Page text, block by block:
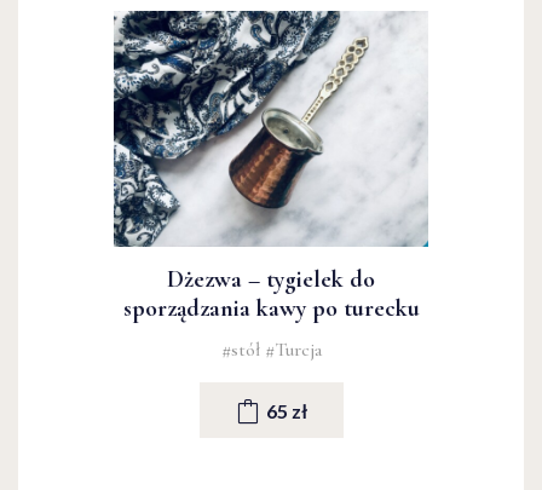
Dżezwa – tygielek do
sporządzania kawy po turecku
#stół #Turcja
65 zł